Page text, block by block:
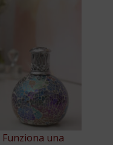
Funziona una